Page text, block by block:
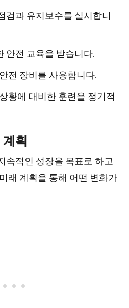
검과 유지보수를 실시합니
안전 교육을 받습니다.
전 장비를 사용합니다.
황에 대비한 훈련을 정기적
획
속적인 성장을 목표로 하고
래 계획을 통해 어떤 변화가